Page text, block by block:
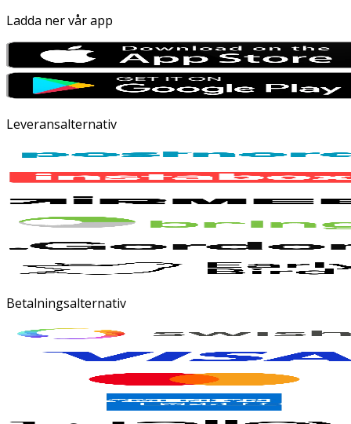
Ladda ner vår app
Leveransalternativ
Betalningsalternativ